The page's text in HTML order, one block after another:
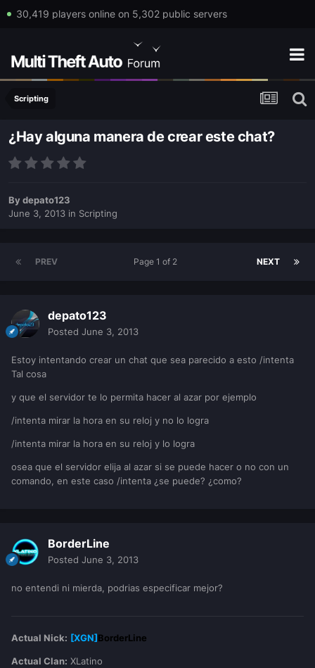
30,419 players online on 5,302 public servers
Scripting
¿Hay alguna manera de crear este chat?
By depato123
June 3, 2013 in Scripting
PREV NEXT
Page 1 of 2
depato123
Posted June 3, 2013
Estoy intentando crear un chat que sea parecido a esto /intenta
Tal cosa
y que el servidor te lo permita hacer al azar por ejemplo
/intenta mirar la hora en su reloj y no lo logra
/intenta mirar la hora en su reloj y lo logra
osea que el servidor elija al azar si se puede hacer o no con un
comando, en este caso /intenta ¿se puede? ¿como?
BorderLine
Posted June 3, 2013
no entendi ni mierda, podrias especificar mejor?
Actual Nick: [XGN]BorderLine
Actual Clan: XLatino